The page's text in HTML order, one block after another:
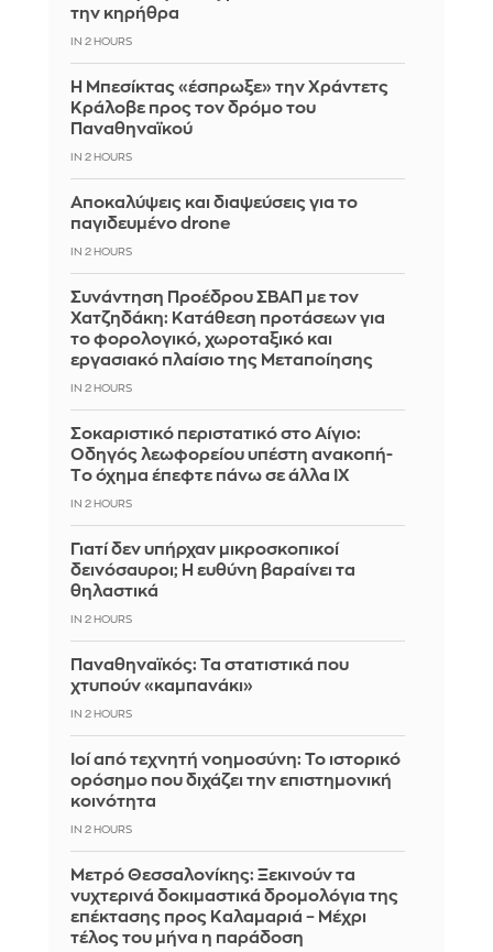
την κηρήθρα
IN 2 HOURS
Η Μπεσίκτας «έσπρωξε» την Χράντετς
Κράλοβε προς τον δρόμο του
Παναθηναϊκού
IN 2 HOURS
Αποκαλύψεις και διαψεύσεις για το
παγιδευμένο drone
IN 2 HOURS
Συνάντηση Προέδρου ΣΒΑΠ με τον
Χατζηδάκη: Κατάθεση προτάσεων για
το φορολογικό, χωροταξικό και
εργασιακό πλαίσιο της Μεταποίησης
IN 2 HOURS
Σοκαριστικό περιστατικό στο Αίγιο:
Οδηγός λεωφορείου υπέστη ανακοπή-
Tο όχημα έπεφτε πάνω σε άλλα ΙΧ
IN 2 HOURS
Γιατί δεν υπήρχαν μικροσκοπικοί
δεινόσαυροι; Η ευθύνη βαραίνει τα
θηλαστικά
IN 2 HOURS
Παναθηναϊκός: Τα στατιστικά που
χτυπούν «καμπανάκι»
IN 2 HOURS
Ιοί από τεχνητή νοημοσύνη: Το ιστορικό
ορόσημο που διχάζει την επιστημονική
κοινότητα
IN 2 HOURS
Μετρό Θεσσαλονίκης: Ξεκινούν τα
νυχτερινά δοκιμαστικά δρομολόγια της
επέκτασης προς Καλαμαριά – Μέχρι
τέλος του μήνα η παράδοση